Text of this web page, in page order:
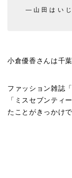
— 山 田 は い
小倉優香さんは千
ファッション雑誌
「ミスセブンティ
たことがきっかけ